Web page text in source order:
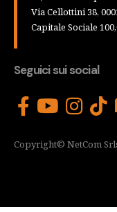
Via Cellottini 38,
Capitale Sociale
Seguici sui social
Copyright© NetCom